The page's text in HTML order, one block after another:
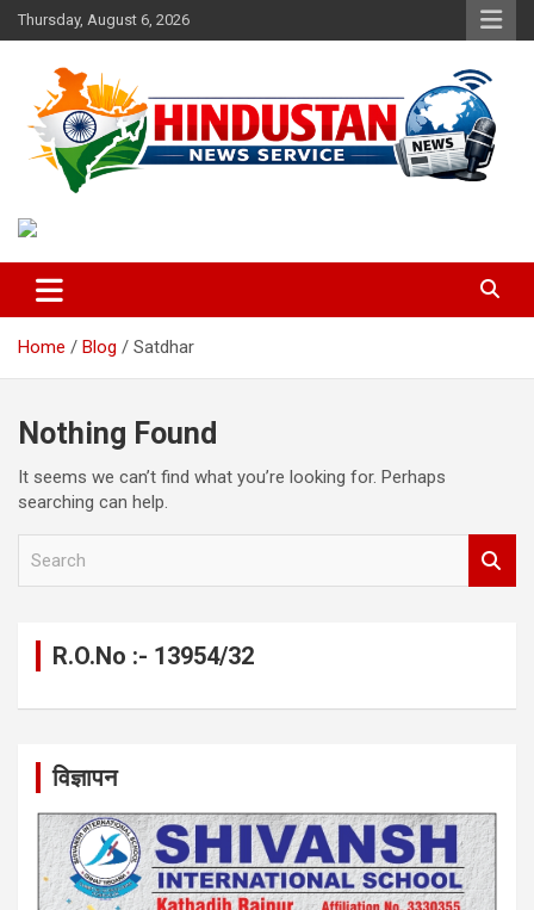
Skip
to
Thursday, August 6, 2026
Hindustan News Service
Home Blog Satdhar
Nothing Found
It seems we can’t find what you’re looking for. Perhaps
searching can help.
R.O.No :- 13954/32
विज्ञापन